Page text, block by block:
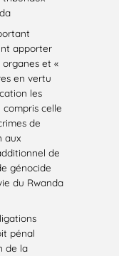
apporter
et «
en vertu
les
celle
de
aux
de
génocide
du Rwanda
pénal
de la